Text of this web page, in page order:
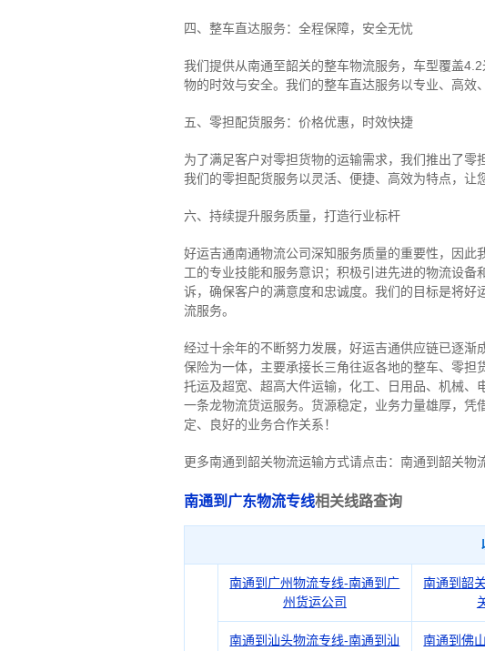
四、整车直达服务：全程保障，安全无忧
我们提供从南通至韶关的整车物流服务，车型覆盖
物的时效与安全。我们的整车直达服务以专业、高效
五、零担配货服务：价格优惠，时效快捷
为了满足客户对零担货物的运输需求，我们推出了零
我们的零担配货服务以灵活、便捷、高效为特点，让
六、持续提升服务质量，打造行业标杆
好运吉通南通物流公司深知服务质量的重要性，因
工的专业技能和服务意识；积极引进先进的物流设
诉，确保客户的满意度和忠诚度。我们的目标是将
流服务。
经过十余年的不断努力发展，好运吉通供应链已逐
保险为一体，主要承接长三角往返各地的整车、零
托运及超宽、超高大件运输，化工、日用品、机械
一条龙物流货运服务。货源稳定，业务力量雄厚，
定、良好的业务合作关系！
更多南通到韶关物流运输方式请点击：南通到韶关物
南通到广东物流专线相关线路查询
南通到广州物流专线-南通到广
州货运公司
南通到韶
南通到汕头物流专线-南通到汕
南通到佛